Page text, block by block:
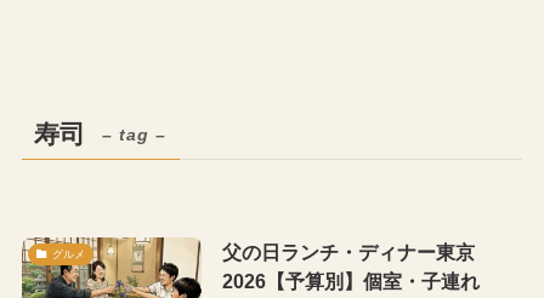
寿司 – tag –
グルメ
父の日ランチ・ディナー東京
2026【予算別】個室・子連れ